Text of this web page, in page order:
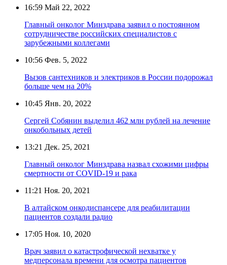
16:59 Май 22, 2022
Главный онколог Минздрава заявил о постоянном
сотрудничестве российских специалистов с
зарубежными коллегами
10:56 Фев. 5, 2022
Вызов сантехников и электриков в России подорожал
больше чем на 20%
10:45 Янв. 20, 2022
Сергей Собянин выделил 462 млн рублей на лечение
онкобольных детей
13:21 Дек. 25, 2021
Главный онколог Минздрава назвал схожими цифры
смертности от COVID-19 и рака
11:21 Ноя. 20, 2021
В алтайском онкодиспансере для реабилитации
пациентов создали радио
17:05 Ноя. 10, 2020
Врач заявил о катастрофической нехватке у
медперсонала времени для осмотра пациентов